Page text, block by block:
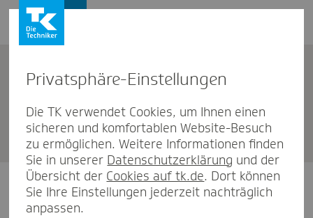
TK Lüne­burg
Unternehmen
Unsere Öffnungszeiten
Privat­sphäre-Einstel­lungen
Die TK verwendet Cookies, um Ihnen einen
sicheren und komfortablen Website-Besuch
zu ermöglichen. Weitere Informationen finden
Sie in unserer Datenschutzerklärung und der
Übersicht der Cookies auf tk.de. Dort können
Sie Ihre Einstellungen jederzeit nachträglich
anpassen.